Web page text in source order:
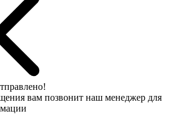
вам позвонит наш менеджер для